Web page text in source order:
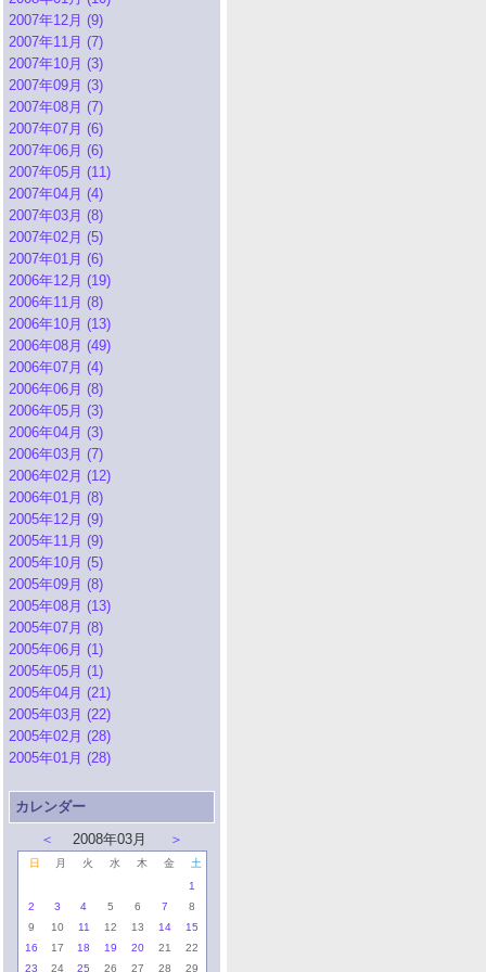
2007年12月 (9)
2007年11月 (7)
2007年10月 (3)
2007年09月 (3)
2007年08月 (7)
2007年07月 (6)
2007年06月 (6)
2007年05月 (11)
2007年04月 (4)
2007年03月 (8)
2007年02月 (5)
2007年01月 (6)
2006年12月 (19)
2006年11月 (8)
2006年10月 (13)
2006年08月 (49)
2006年07月 (4)
2006年06月 (8)
2006年05月 (3)
2006年04月 (3)
2006年03月 (7)
2006年02月 (12)
2006年01月 (8)
2005年12月 (9)
2005年11月 (9)
2005年10月 (5)
2005年09月 (8)
2005年08月 (13)
2005年07月 (8)
2005年06月 (1)
2005年05月 (1)
2005年04月 (21)
2005年03月 (22)
2005年02月 (28)
2005年01月 (28)
カレンダー
＜
2008年03月 ＞
日 月 火 水 木 金
土
1
2
3 4 5 6 7
8
9
10 11 12 13 14
15
16
17 18 19 20 21
22
23
24 25 26 27 28
29